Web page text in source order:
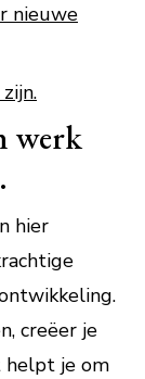
nieuwe
werk
hier
creëer je
helpt je om